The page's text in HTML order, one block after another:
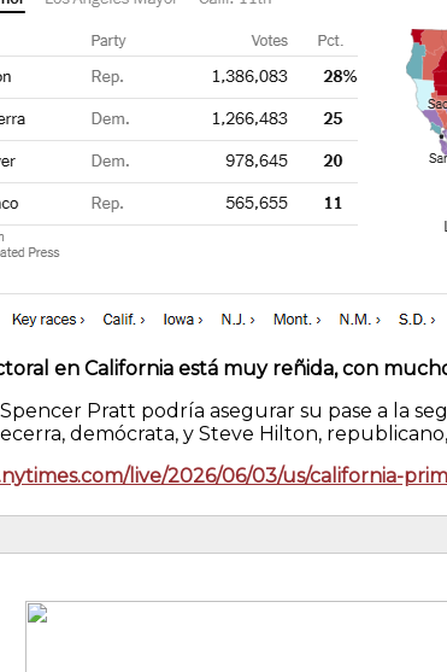
en California está muy reñida, con
Pratt podría asegurar su pase a la
demócrata, y Steve Hilton,
live/2026/06/03/us/california-